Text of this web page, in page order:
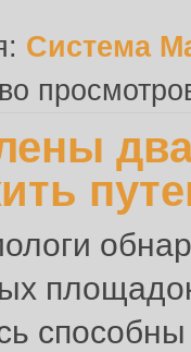
Система